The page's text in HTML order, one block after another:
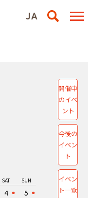
SAT SUN
4
5
開催中
のイベ
ント
今後の
イベン
ト
イベン
ト一覧